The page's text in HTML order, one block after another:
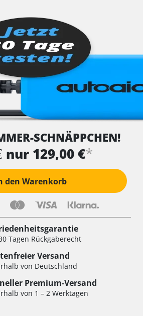
SCHNÄPPCHEN!
nur 129,00 €*
den Warenkorb
Tagen Rückgaberecht
Versand
von Deutschland
Premium-Versand
von 1 – 2 Werktagen